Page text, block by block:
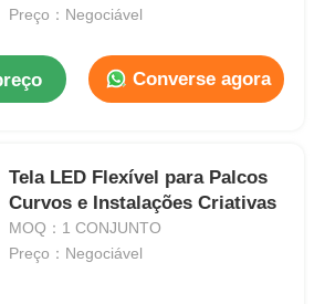
Preço：Negociável
Converse agora
Tela LED Flexível para Palcos
Curvos e Instalações Criativas
MOQ：1 CONJUNTO
Preço：Negociável